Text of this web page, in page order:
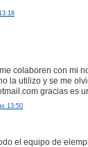
colaboren con mi
la utilizo y se me
gracias es
13:50
el equipo de